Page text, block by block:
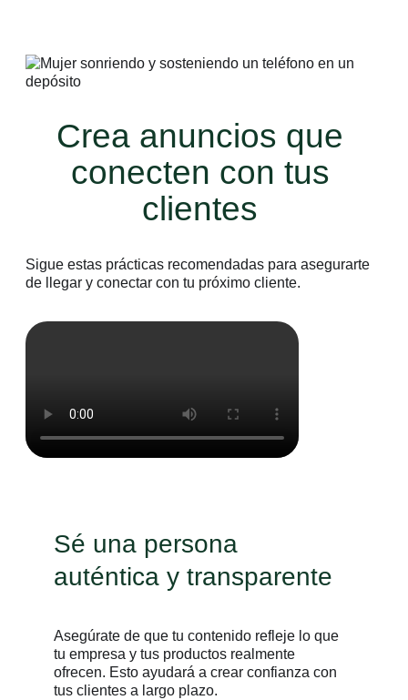
Crea anuncios que
conecten con tus
clientes
Sigue estas prácticas recomendadas para asegurarte
de llegar y conectar con tu próximo cliente.
Sé una persona
auténtica y transparente
Asegúrate de que tu contenido refleje lo que
tu empresa y tus productos realmente
ofrecen. Esto ayudará a crear confianza con
tus clientes a largo plazo.